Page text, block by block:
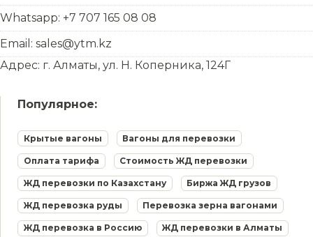
Whatsapp: +7 707 165 08 08
Email: sales@ytm.kz
Адрес: г. Алматы, ул. Н. Коперника, 124Г
Популярное:
Крытые вагоны Вагоны для перевозки
Оплата тарифа Стоимость ЖД перевозки
ЖД перевозки по Казахстану Биржа ЖД грузов
ЖД перевозка руды Перевозка зерна вагонами
ЖД перевозка в Россию ЖД перевозки в Алматы